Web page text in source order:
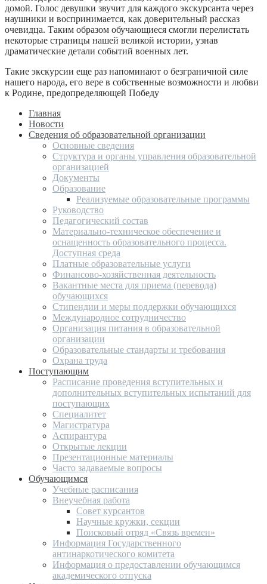
домой. Голос девушки звучит для каждого экскурсанта через
наушники и воспринимается, как доверительный рассказ
очевидца. Таким образом обучающиеся смогли перелистать
некоторые страницы нашей великой истории, узнав
драматические детали событий военных лет.
Такие экскурсии еще раз напоминают о безграничной силе
нашего народа, его вере в собственные возможности и любви
к Родине, предопределяющей Победу
Главная
Новости
Сведения об образовательной организации
Основные сведения
Структура и органы управления образовательной
организацией
Документы
Образование
Реализуемые образовательные программы
Руководство
Педагогический состав
Материально-техническое обеспечение и
оснащенность образовательного процесса.
Доступная среда
Платные образовательные услуги
Финансово-хозяйственная деятельность
Вакантные места для приема (перевода)
обучающихся
Стипендии и меры поддержки обучающихся
Международное сотрудничество
Организация питания в образовательной
организации
Образовательные стандарты и требования
Охрана труда
Поступающим
Расписание проведения вступительных и
дополнительных вступительных испытаний для
поступающих
Специалитет
Магистратура
Аспирантура
Открытые лекции
Презентационные материалы
Часто задаваемые вопросы
Обучающимся
Учебные расписания
Внеучебная работа
Совет курсантов
Научные кружки, секции
Поисковый отряд «Связь времен»
Информация Государственного
антинаркотического комитета
Информация о предоставлении обучающимся
академического отпуска